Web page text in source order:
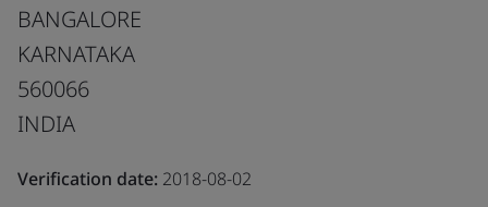
BANGALORE
KARNATAKA
560066
INDIA
Verification date: 2018-08-02